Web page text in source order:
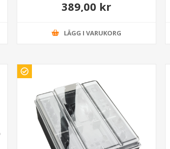
389,00 kr
LÄGG I VARUKORG